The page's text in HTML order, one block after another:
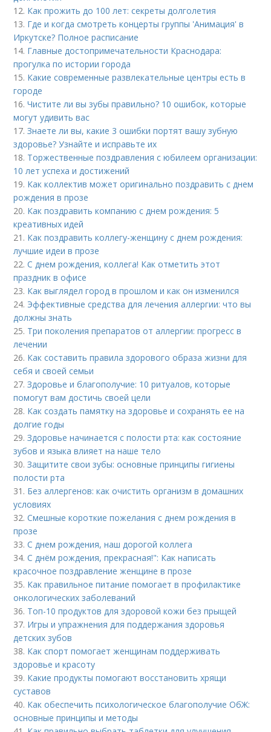
12. Как прожить до 100 лет: секреты долголетия
13. Где и когда смотреть концерты группы 'Анимация' в
Иркутске? Полное расписание
14. Главные достопримечательности Краснодара:
прогулка по истории города
15. Какие современные развлекательные центры есть в
городе
16.Чистите ли вы зубы правильно? 10 ошибок, которые
могут удивить вас
17.Знаете ли вы, какие 3 ошибки портят вашу зубную
здоровье? Узнайте и исправьте их
18. Торжественные поздравления с юбилеем организации:
10 лет успеха и достижений
19. Как коллектив может оригинально поздравить с днем
рождения в прозе
20. Как поздравить компанию с днем рождения: 5
креативных идей
21. Как поздравить коллегу-женщину с днем рождения:
лучшие идеи в прозе
22.С днем рождения, коллега! Как отметить этот
праздник в офисе
23. Как выглядел город в прошлом и как он изменился
24. Эффективные средства для лечения аллергии: что вы
должны знать
25. Три поколения препаратов от аллергии: прогресс в
лечении
26. Как составить правила здорового образа жизни для
себя и своей семьи
27.Здоровье и благополучие: 10 ритуалов, которые
помогут вам достичь своей цели
28. Как создать памятку на здоровье и сохранять ее на
долгие годы
29.Здоровье начинается с полости рта: как состояние
зубов и языка влияет на наше тело
30.Защитите свои зубы: основные принципы гигиены
полости рта
31. Без аллергенов: как очистить организм в домашних
условиях
32.Смешные короткие пожелания с днем рождения в
прозе
33.С днем рождения, наш дорогой коллега
34.С днём рождения, прекрасная!": Как написать
красочное поздравление женщине в прозе
35. Как правильное питание помогает в профилактике
онкологических заболеваний
36. Топ-10 продуктов для здоровой кожи без прыщей
37. Игры и упражнения для поддержания здоровья
детских зубов
38. Как спорт помогает женщинам поддерживать
здоровье и красоту
39. Какие продукты помогают восстановить хрящи
суставов
40. Как обеспечить психологическое благополучие ОбЖ:
основные принципы и методы